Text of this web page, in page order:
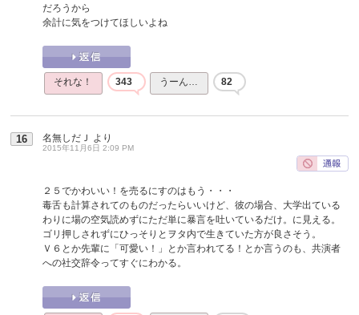
だろうから
余計に気をつけてほしいよね
それな！ 343 うーん… 82
16 名無しだＪ より
2015年11月6日 2:09 PM
２５でかわいい！を売るにすのはもう・・・
毒舌も計算されてのものだったらいいけど、彼の場合、大学出ている
わりに場の空気読めずにただ単に暴言を吐いているだけ。に見える。
ゴリ押しされずにひっそりとヲタ内で生きていた方が良さそう。
Ｖ６とか先輩に「可愛い！」とか言われてる！とか言うのも、共演者
への社交辞令ってすぐにわかる。